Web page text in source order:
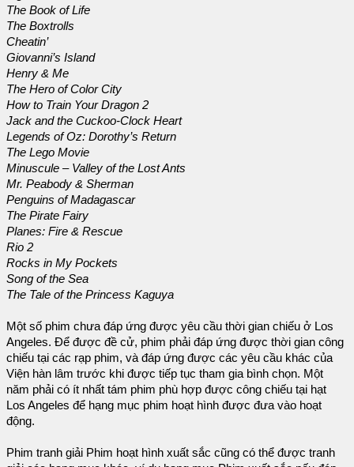
The Book of Life
The Boxtrolls
Cheatin’
Giovanni’s Island
Henry & Me
The Hero of Color City
How to Train Your Dragon 2
Jack and the Cuckoo-Clock Heart
Legends of Oz: Dorothy’s Return
The Lego Movie
Minuscule – Valley of the Lost Ants
Mr. Peabody & Sherman
Penguins of Madagascar
The Pirate Fairy
Planes: Fire & Rescue
Rio 2
Rocks in My Pockets
Song of the Sea
The Tale of the Princess Kaguya
Một số phim chưa đáp ứng được yêu cầu thời gian chiếu ở Los
Angeles. Để được đề cử, phim phải đáp ứng được thời gian công
chiếu tại các rạp phim, và đáp ứng được các yêu cầu khác của
Viện hàn lâm trước khi được tiếp tục tham gia bình chọn. Một
năm phải có ít nhất tám phim phù hợp được công chiếu tại hạt
Los Angeles để hạng mục phim hoạt hình được đưa vào hoạt
động.
Phim tranh giải Phim hoạt hình xuất sắc cũng có thể được tranh